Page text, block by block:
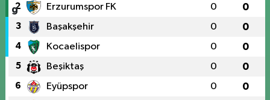
2 Erzurumspor FK 0 0
3 Başakşehir 0 0
4 Kocaelispor 0 0
5 Beşiktaş 0 0
6 Eyüpspor 0 0